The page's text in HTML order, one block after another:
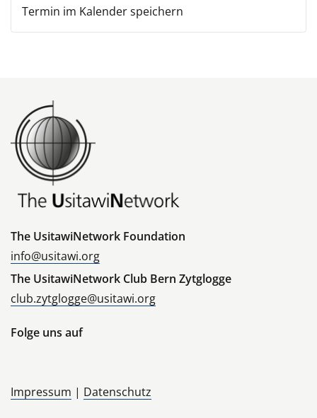
Termin im Kalender speichern
The UsitawiNetwork Foundation
info@usitawi.org
The UsitawiNetwork Club Bern Zytglogge
club.zytglogge@usitawi.org
Folge uns auf
Impressum | Datenschutz